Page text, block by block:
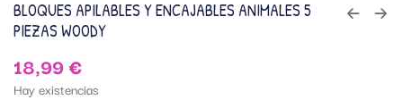
BLOQUES APILABLES Y ENCAJABLES ANIMALES 5
PIEZAS WOODY
18,99€
Hay existencias